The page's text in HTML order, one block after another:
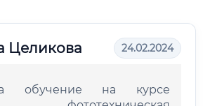
Целикова 24.02.2024
обучение на курсе